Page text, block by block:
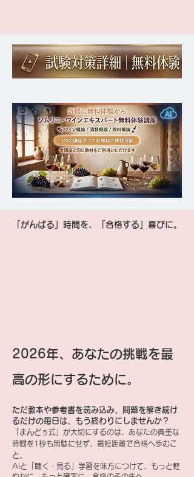
「がんばる」時間を、「合格する」喜びに。
2026年、あなたの挑戦を最
高の形にするために。
ただ教本や参考書を読み込み、問題を解き続け
るだけの毎日は、もう終わりにしませんか？
「まんどぅ式」が大切にするのは、あなたの貴重な
時間を1秒も無駄にせず、最短距離で合格へ歩むこ
と。
AIと「聴く・見る」学習を味方につけて、もっと軽